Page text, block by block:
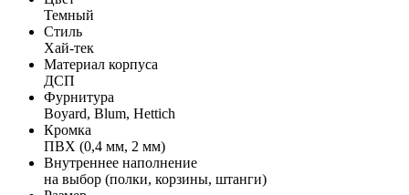
Темный
Стиль
Хай-тек
Материал корпуса
ДСП
Фурнитура
Boyard, Blum, Hettich
Кромка
ПВХ (0,4 мм, 2 мм)
Внутреннее наполнение
на выбор (полки, корзины, штанги)